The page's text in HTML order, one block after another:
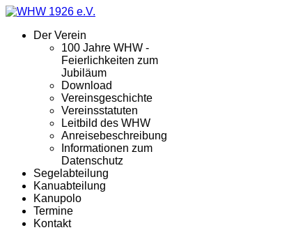
Der Verein
100 Jahre WHW -
Feierlichkeiten zum
Jubiläum
Download
Vereinsgeschichte
Vereinsstatuten
Leitbild des WHW
Anreisebeschreibung
Informationen zum
Datenschutz
Segelabteilung
Kanuabteilung
Kanupolo
Termine
Kontakt